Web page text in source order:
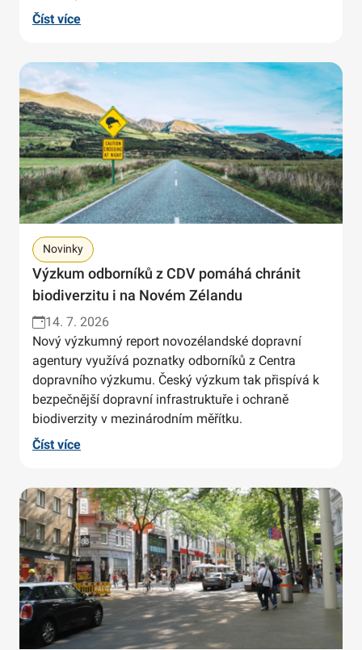
Číst více
Novinky
Výzkum odborníků z CDV pomáhá chránit
biodiverzitu i na Novém Zélandu
14. 7. 2026
Nový výzkumný report novozélandské dopravní
agentury využívá poznatky odborníků z Centra
dopravního výzkumu. Český výzkum tak přispívá k
bezpečnější dopravní infrastruktuře i ochraně
biodiverzity v mezinárodním měřítku.
Číst více